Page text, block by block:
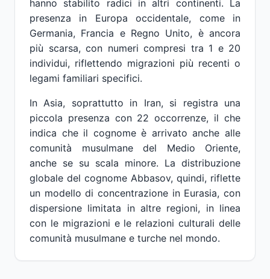
hanno stabilito radici in altri continenti. La
presenza in Europa occidentale, come in
Germania, Francia e Regno Unito, è ancora
più scarsa, con numeri compresi tra 1 e 20
individui, riflettendo migrazioni più recenti o
legami familiari specifici.
In Asia, soprattutto in Iran, si registra una
piccola presenza con 22 occorrenze, il che
indica che il cognome è arrivato anche alle
comunità musulmane del Medio Oriente,
anche se su scala minore. La distribuzione
globale del cognome Abbasov, quindi, riflette
un modello di concentrazione in Eurasia, con
dispersione limitata in altre regioni, in linea
con le migrazioni e le relazioni culturali delle
comunità musulmane e turche nel mondo.